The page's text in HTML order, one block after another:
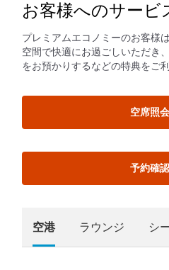
お客様へのサービ
プレミアムエコノミーのお客様
空間で快適にお過ごしいただき
をお預かりするなどの特典をご
空席照会
予約確認
空港 ラウンジ シ